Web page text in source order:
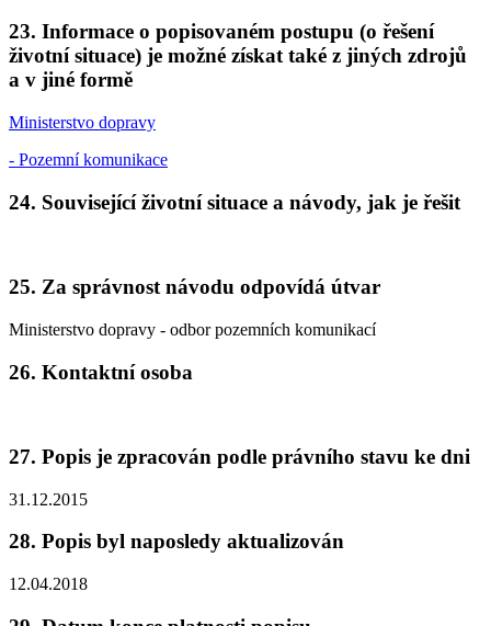
23. Informace o popisovaném postupu (o řešení
životní situace) je možné získat také z jiných zdrojů
a v jiné formě
Ministerstvo dopravy
- Pozemní komunikace
24. Související životní situace a návody, jak je řešit
25. Za správnost návodu odpovídá útvar
Ministerstvo dopravy - odbor pozemních komunikací
26. Kontaktní osoba
27. Popis je zpracován podle právního stavu ke dni
31.12.2015
28. Popis byl naposledy aktualizován
12.04.2018